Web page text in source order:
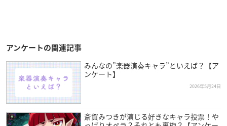
アンケートの関連記事
みんなの”楽器演奏キャラ”といえば？【ア
ンケート】
2026年5月24日
斎賀みつきが演じる好きなキャラ投票！や